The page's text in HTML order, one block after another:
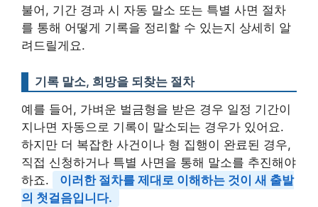
불어, 기간 경과 시 자동 말소 또는 특별 사면 절차
를 통해 어떻게 기록을 정리할 수 있는지 상세히 알
려드릴게요.
기록 말소, 희망을 되찾는 절차
예를 들어, 가벼운 벌금형을 받은 경우 일정 기간이
지나면 자동으로 기록이 말소되는 경우가 있어요.
하지만 더 복잡한 사건이나 형 집행이 완료된 경우,
직접 신청하거나 특별 사면을 통해 말소를 추진해야
하죠.
이러한 절차를 제대로 이해하는 것이 새 출발
의 첫걸음입니다.